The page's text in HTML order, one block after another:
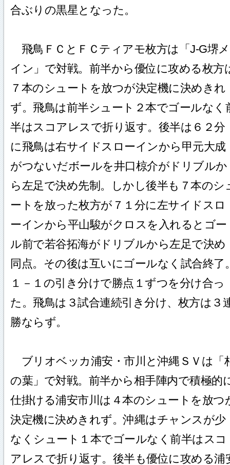
合ぶりの黒星となった。
飛鳥ＦＣとＦＣティアモ枚方は「J-G堺メ
イン」で対戦。前半から優位に攻める枚方
７本のシュートを放つが決定機に決めきれ
ず。飛鳥は前半シュート２本でゴールなく
半はスコアレスで折り返す。後半は６２分
に飛鳥は右サイドスローインから甲元大成
がつないだボールを井口椋介がドリブルか
ら左足で決め先制。しかし後半も７本のシ
ートを放った枚方が７１分に左サイドスロ
ーインから平山駿がクロスを入れるとゴー
ル前で若谷拓海がドリブルから左足で決め
同点。その後は互いにゴールなく試合終了
１－１の引き分けで勝点１ずつを分け合っ
た。飛鳥は３試合連続引き分け、枚方は３
勝ならず。
ブリオベッカ浦安・市川と沖縄ＳＶは「
の葉」で対戦。前半から相手陣内で積極的
仕掛ける浦安市川は４本のシュートを放つ
決定機に決めきれず。沖縄はチャンスが少
なくシュート１本でゴールなく前半はスコ
アレスで折り返す。後半も優位に攻める浦